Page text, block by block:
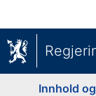
Innhold